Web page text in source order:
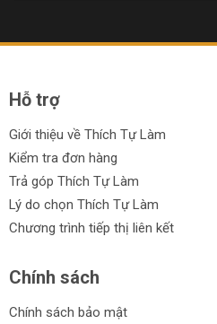
Hỗ trợ
Giới thiệu về Thích Tự Làm
Kiểm tra đơn hàng
Trả góp Thích Tự Làm
Lý do chọn Thích Tự Làm
Chương trình tiếp thị liên kết
Chính sách
Chính sách bảo mật